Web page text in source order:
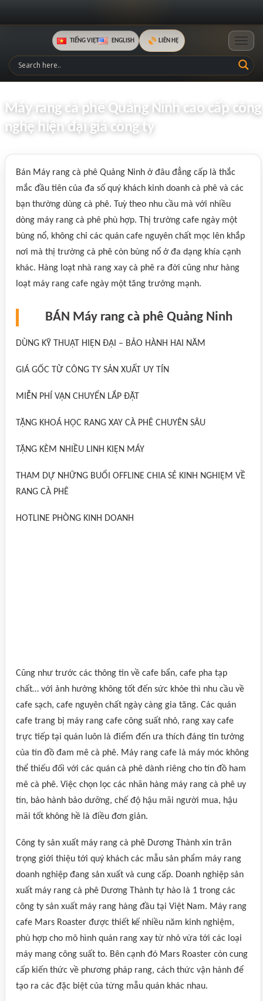
TIẾNG VIỆT ENGLISH LIÊN HỆ
Máy rang cà phê Quảng Ninh cao cấp công
nghệ hiện đại giá công ty
Bán Máy rang cà phê Quảng Ninh ở đâu đẳng cấp là thắc
mắc đầu tiên của đa số quý khách kinh doanh cà phê và các
bạn thường dùng cà phê. Tuỳ theo nhu cầu mà với nhiều
dòng máy rang cà phê phù hợp. Thị trường cafe ngày một
bùng nổ, không chỉ các quán cafe nguyên chất mọc lên khắp
nơi mà thị trường cà phê còn bùng nổ ở đa dạng khía cạnh
khác. Hàng loạt nhà rang xay cà phê ra đời cũng như hàng
loạt máy rang cafe ngày một tăng trưởng mạnh.
BÁN Máy rang cà phê Quảng Ninh
DÙNG KỸ THUẬT HIỆN ĐẠI – BẢO HÀNH HAI NĂM
GIÁ GỐC TỪ CÔNG TY SẢN XUẤT UY TÍN
MIỄN PHÍ VẬN CHUYỂN LẮP ĐẶT
TẶNG KHOÁ HỌC RANG XAY CÀ PHÊ CHUYÊN SÂU
TẶNG KÈM NHIỀU LINH KIỆN MÁY
THAM DỰ NHỮNG BUỔI OFFLINE CHIA SẺ KINH NGHIỆM VỀ
RANG CÀ PHÊ
HOTLINE PHÒNG KINH DOANH
Cũng như trước các thông tin về cafe bẩn, cafe pha tạp
chất… với ảnh hưởng không tốt đến sức khỏe thì nhu cầu về
cafe sạch, cafe nguyên chất ngày càng gia tăng. Các quán
cafe trang bị máy rang cafe công suất nhỏ, rang xay cafe
trực tiếp tại quán luôn là điểm đến ưa thích đáng tin tưởng
của tín đồ đam mê cà phê. Máy rang cafe là máy móc không
thể thiếu đối với các quán cà phê dành riêng cho tín đồ ham
mê cà phê. Việc chọn lọc các nhãn hàng máy rang cà phê uy
tín, bảo hành bảo dưỡng, chế độ hậu mãi người mua, hậu
mãi tốt không hề là điều đơn giản.
Công ty sản xuất máy rang cà phê Dương Thành xin trân
trọng giới thiệu tới quý khách các mẫu sản phẩm máy rang
doanh nghiệp đang sản xuất và cung cấp. Doanh nghiệp sản
xuất máy rang cà phê Dương Thành tự hào là 1 trong các
công ty sản xuất máy rang hàng đầu tại Việt Nam. Máy rang
cafe Mars Roaster được thiết kế nhiều năm kinh nghiệm,
phù hợp cho mô hình quán rang xay từ nhỏ vừa tới các loại
máy mang công suất to. Bên cạnh đó Mars Roaster còn cung
cấp kiến thức về phương pháp rang, cách thức vận hành để
tạo ra các đặc biệt của từng mẫu quán khác nhau.